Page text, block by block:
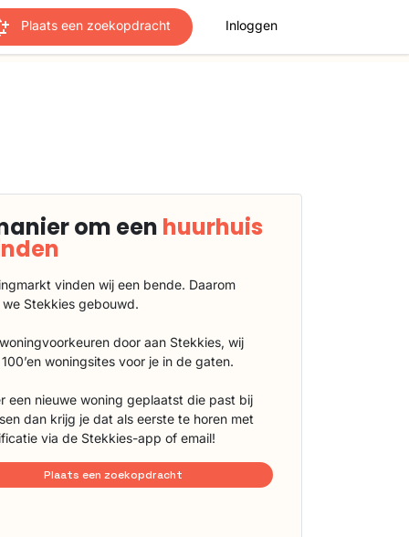
Plaats een zoekopdracht Inloggen
om een huurhuis
vinden wij een bende. Daarom
Stekkies gebouwd.
door aan Stekkies, wij
woningsites voor je in de gaten.
een nieuwe woning geplaatst die past bij
dan krijg je dat als eerste te horen met
via de Stekkies-app of email!
Plaats een zoekopdracht